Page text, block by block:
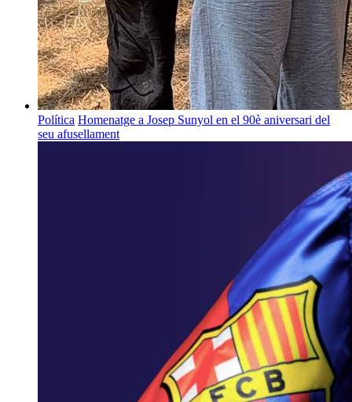
Política Homenatge a Josep Sunyol en el 90è aniversari del
seu afusellament